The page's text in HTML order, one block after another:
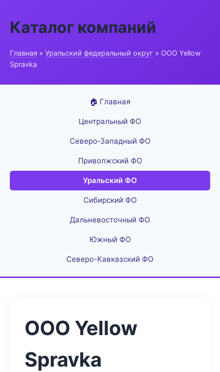
Каталог компаний
Главная » Уральский федеральный округ » ООО Yellow
Spravka
🏠 Главная
Центральный ФО
Северо-Западный ФО
Приволжский ФО
Уральский ФО
Сибирский ФО
Дальневосточный ФО
Южный ФО
Северо-Кавказский ФО
ООО Yellow
Spravka